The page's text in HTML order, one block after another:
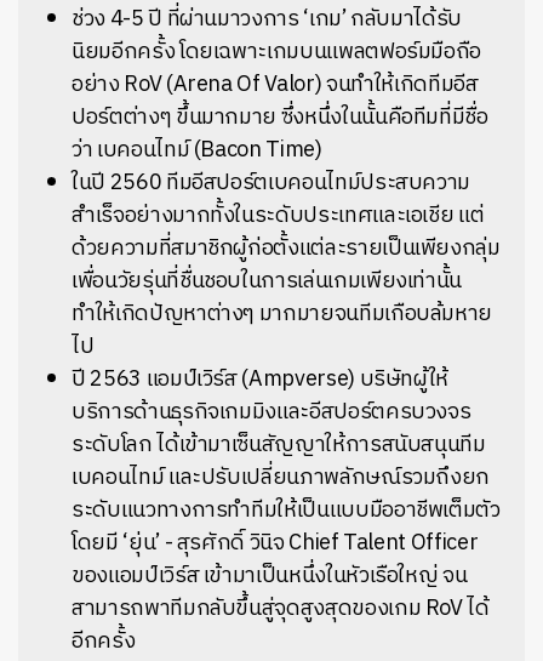
ช่วง 4-5 ปี ที่ผ่านมาวงการ ‘เกม’ กลับมาได้รับ
นิยมอีกครั้ง โดยเฉพาะเกมบนแพลตฟอร์มมือถือ
อย่าง RoV (Arena Of Valor) จนทำให้เกิดทีมอีส
ปอร์ตต่างๆ ขึ้นมากมาย ซึ่งหนึ่งในนั้นคือทีมที่มีชื่อ
ว่า เบคอนไทม์ (Bacon Time)
ในปี 2560 ทีมอีสปอร์ตเบคอนไทม์ประสบความ
สำเร็จอย่างมากทั้งในระดับประเทศและเอเชีย แต่
ด้วยความที่สมาชิกผู้ก่อตั้งแต่ละรายเป็นเพียงกลุ่ม
เพื่อนวัยรุ่นที่ชื่นชอบในการเล่นเกมเพียงเท่านั้น
ทำให้เกิดปัญหาต่างๆ มากมายจนทีมเกือบล้มหาย
ไป
ปี 2563 แอมป์เวิร์ส (Ampverse) บริษัทผู้ให้
บริการด้านธุรกิจเกมมิงและอีสปอร์ตครบวงจร
ระดับโลก ได้เข้ามาเซ็นสัญญาให้การสนับสนุนทีม
เบคอนไทม์ และปรับเปลี่ยนภาพลักษณ์รวมถึงยก
ระดับแนวทางการทำทีมให้เป็นแบบมืออาชีพเต็มตัว
โดยมี ‘ยุ่น’ - สุรศักดิ์ วินิจ Chief Talent Officer
ของแอมป์เวิร์ส เข้ามาเป็นหนึ่งในหัวเรือใหญ่ จน
สามารถพาทีมกลับขึ้นสู่จุดสูงสุดของเกม RoV ได้
อีกครั้ง